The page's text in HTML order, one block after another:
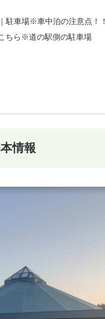
駐車場※車中泊の注意点！！
ちら※道の駅側の駐車場
情報